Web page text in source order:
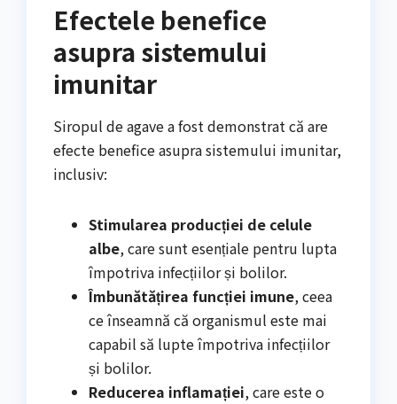
Efectele benefice
asupra sistemului
imunitar
Siropul de agave a fost demonstrat că are
efecte benefice asupra sistemului imunitar,
inclusiv:
Stimularea producției de celule
albe, care sunt esențiale pentru lupta
împotriva infecțiilor și bolilor.
Îmbunătățirea funcției imune, ceea
ce înseamnă că organismul este mai
capabil să lupte împotriva infecțiilor
și bolilor.
Reducerea inflamației, care este o